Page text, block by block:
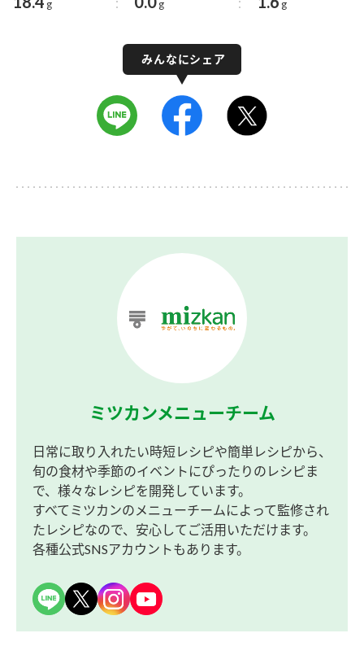
g g g
ミツカンメニューチーム
日常に取り入れたい時短レシピや簡単レシピから、
旬の食材や季節のイベントにぴったりのレシピま
で、様々なレシピを開発しています。
すべてミツカンのメニューチームによって監修され
たレシピなので、安心してご活用いただけます。
各種公式SNSアカウントもあります。